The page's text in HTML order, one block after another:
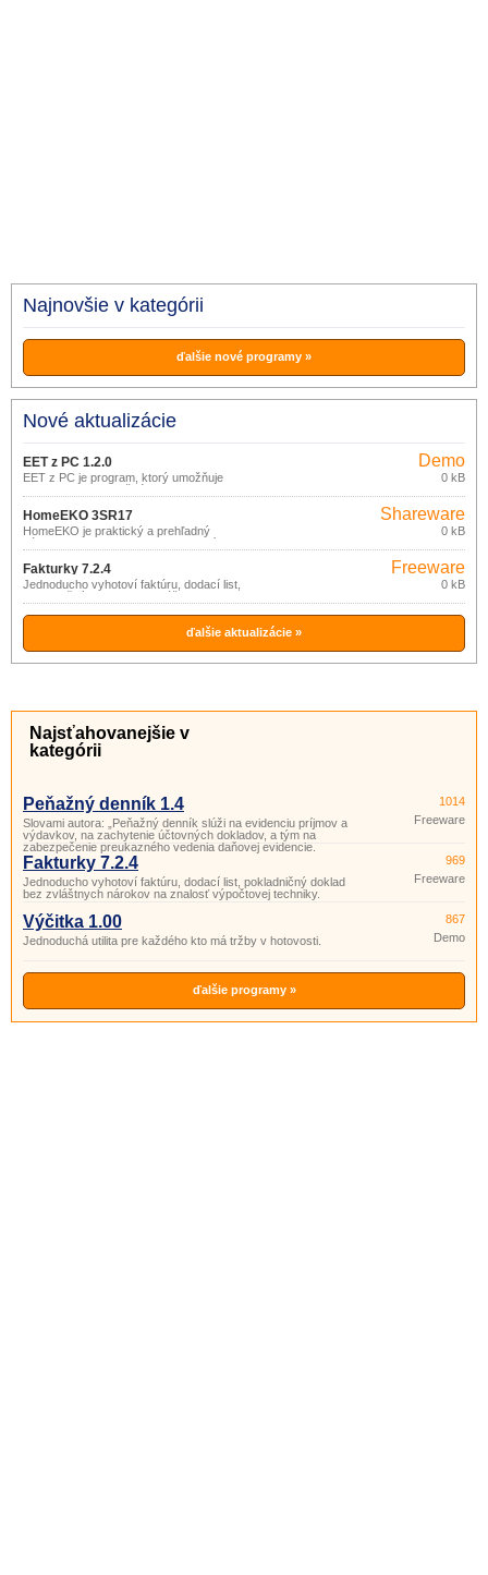
Najnovšie v kategórii
ďalšie nové programy »
Nové aktualizácie
EET z PC 1.2.0
EET z PC je program, ktorý umožňuje
odoslanie EET z bežného PC alebo
notebooku.
Demo
0 kB
HomeEKO 3SR17
HomeEKO je praktický a prehľadný
nástroj pre evidenciu (nielen) financií
domácnosti.
Shareware
0 kB
Fakturky 7.2.4
Jednoducho vyhotoví faktúru, dodací list,
pokladničný doklad bez zvláštnych
nárokov na znalosť výpočtovej techniky.
Freeware
0 kB
ďalšie aktualizácie »
Najsťahovanejšie v
kategórii
Peňažný denník 1.4
Slovami autora: „Peňažný denník slúži na evidenciu príjmov a
výdavkov, na zachytenie účtovných dokladov, a tým na
zabezpečenie preukazného vedenia daňovej evidencie.
1014
Freeware
Fakturky 7.2.4
Jednoducho vyhotoví faktúru, dodací list, pokladničný doklad
bez zvláštnych nárokov na znalosť výpočtovej techniky.
969
Freeware
Výčitka 1.00
Jednoduchá utilita pre každého kto má tržby v hotovosti.
867
Demo
ďalšie programy »